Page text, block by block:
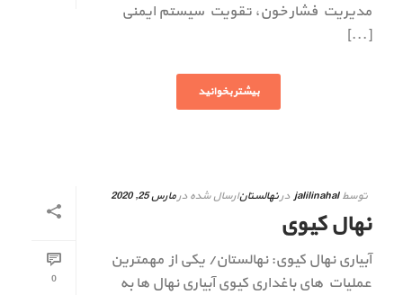
مدیریت فشار خون، تقویت سیستم ایمنی
[...]
بیشتر بخوانید
0
توسطjalilinahal درنهالستانارسال شده درمارس 25, 2020
نهال کیوی
آبیاری نهال کیوی: نهالستان/ یکی از مهمترین
عملیات های باغداری کیوی آبیاری نهال ها به